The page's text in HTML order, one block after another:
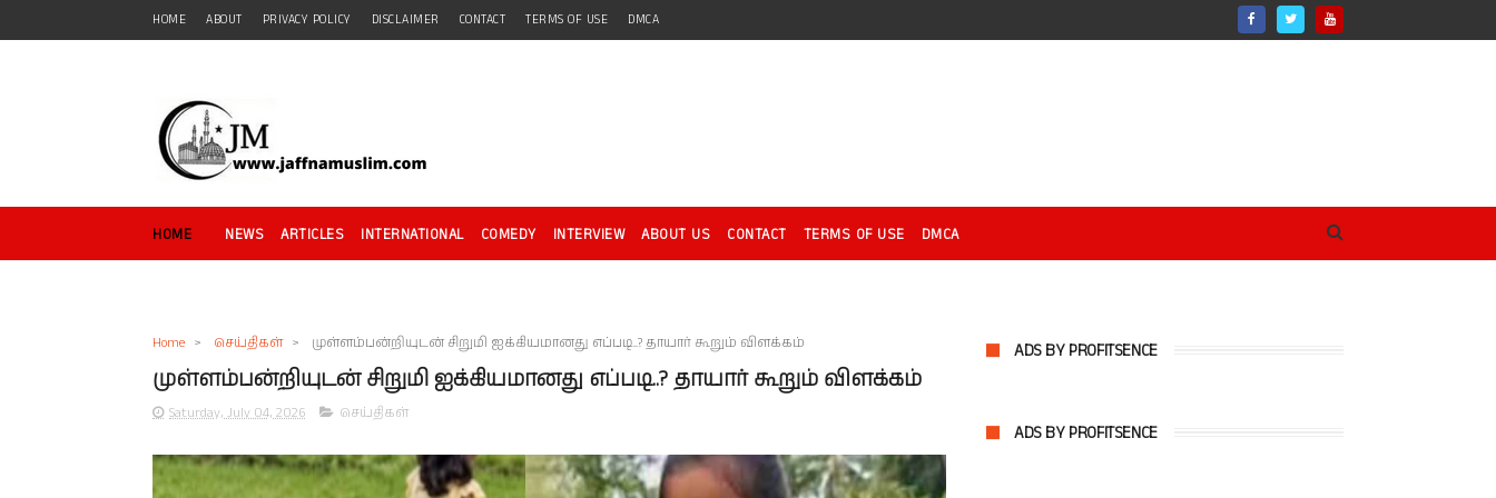
HOME ABOUT PRIVACY POLICY DISCLAIMER CONTACT TERMS OF USE DMCA
HOME NEWS ARTICLES INTERNATIONAL COMEDY INTERVIEW ABOUT US CONTACT TERMS OF USE DMCA
Home > செய்திகள் > முள்ளம்பன்றியுடன் சிறுமி ஐக்கியமானது எப்படி..? தாயார் கூறும் விளக்கம்
முள்ளம்பன்றியுடன் சிறுமி ஐக்கியமானது எப்படி..? தாயார் கூறும் விளக்கம்
Saturday, July 04, 2026 செய்திகள்
ADS BY PROFITSENCE
ADS BY PROFITSENCE